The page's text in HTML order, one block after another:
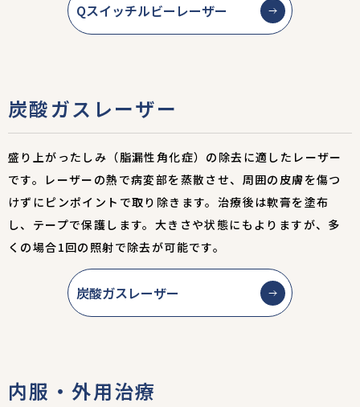
Qスイッチルビーレーザー
炭酸ガスレーザー
盛り上がったしみ（脂漏性角化症）の除去に適したレーザー
です。レーザーの熱で病変部を蒸散させ、周囲の皮膚を傷つ
けずにピンポイントで取り除きます。治療後は軟膏を塗布
し、テープで保護します。大きさや状態にもよりますが、多
くの場合1回の照射で除去が可能です。
炭酸ガスレーザー
内服・外用治療